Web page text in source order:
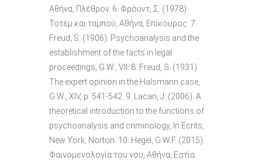
Αθήνα, Πλέθρον. 6. Φρόυντ, Σ. (1978).
Τοτέμ και ταμπού, Αθήνα, Επίκουρος. 7.
Freud, S. (1906). Psychoanalysis and the
establishment of the facts in legal
proceedings, G.W., VII. 8. Freud, S. (1931).
The expert opinion in the Halsmann case,
G.W., XIV, p. 541-542. 9. Lacan, J. (2006). A
theoretical introduction to the functions of
psychoanalysis and criminology, Ιn Ecrits,
New York, Norton. 10. Hegel, G.W.F. (2015).
Φαινομενολογία του νου, Αθήνα, Εστία.